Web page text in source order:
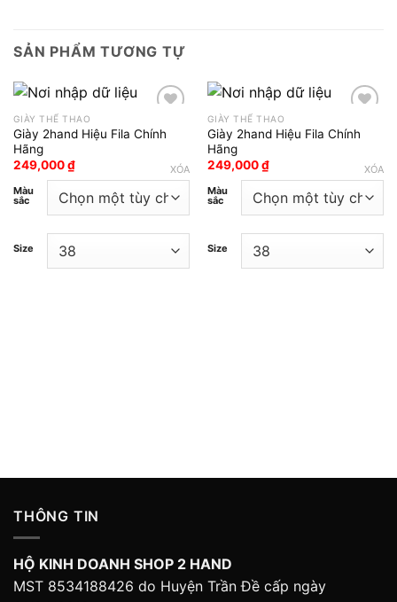
SẢN PHẨM TƯƠNG TỰ
Add to wishlist
GIÀY THỂ THAO
Giày 2hand Hiệu Fila Chính
Hãng
249,000₫
Màu
sắc
Size
XÓA
Add to wishlist
GIÀY THỂ THAO
Giày 2hand Hiệu Fila Chính
Hãng
249,000₫
Màu
sắc
Size
XÓA
THÔNG TIN
HỘ KINH DOANH SHOP 2 HAND
MST 8534188426 do Huyện Trần Đề cấp ngày